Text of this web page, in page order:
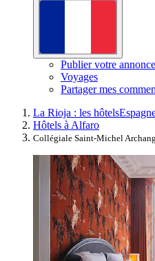
Publier votre annonce
Voyages
Partager mes
La Rioja : les hôtels
Hôtels à Alfaro
Collégiale Saint-Michel